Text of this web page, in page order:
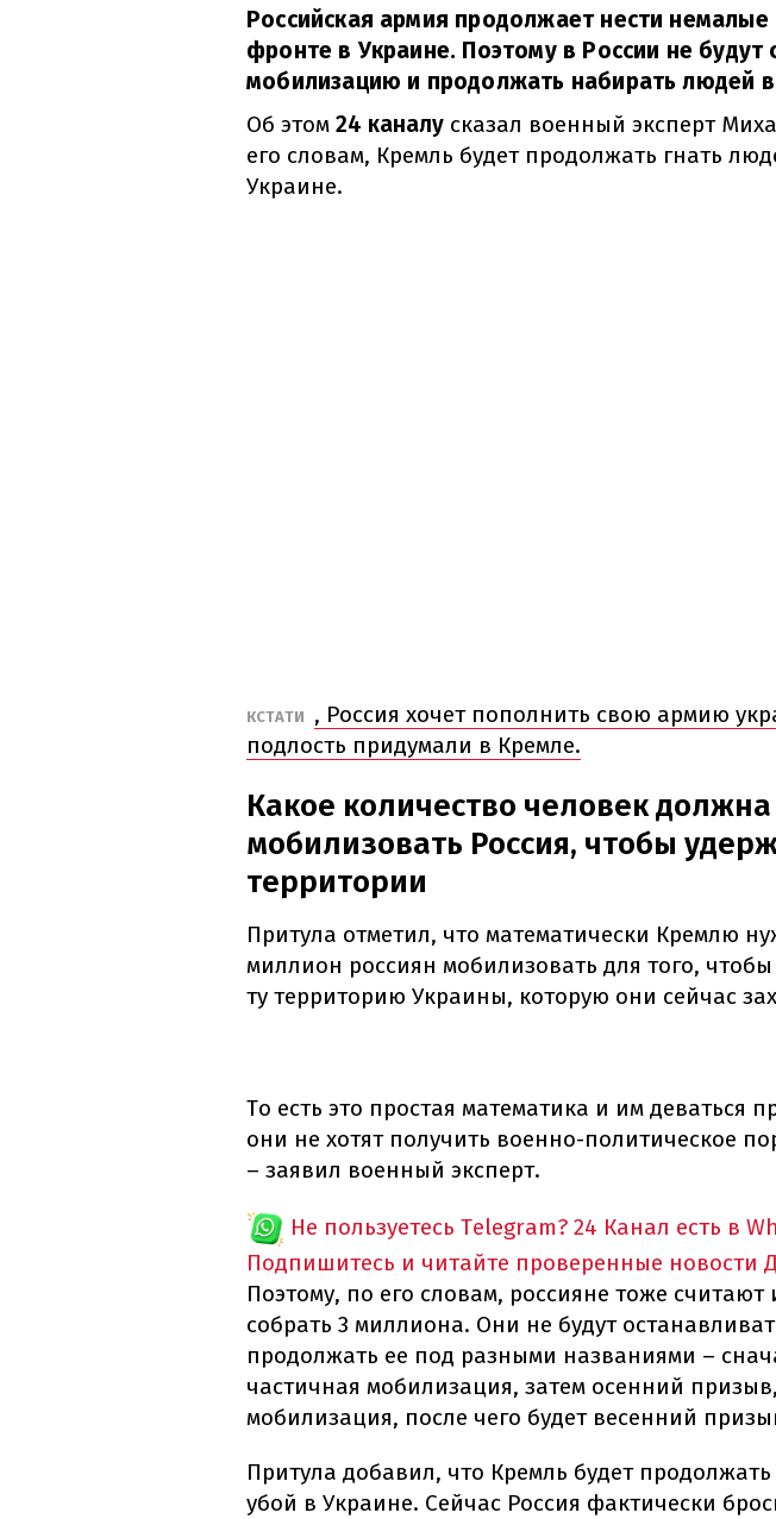
Российская армия продолжает нести немалые
фронте в Украине. Поэтому в России не будут
мобилизацию и продолжать набирать людей в
Об этом 24 каналу сказал военный эксперт
его словам, Кремль будет продолжать гнать
Украине.
КСТАТИ
, Россия хочет пополнить свою армию
подлость придумали в Кремле.
Какое количество человек должна
мобилизовать Россия, чтобы
территории
Притула отметил, что математически Кремлю
миллион россиян мобилизовать для того,
ту территорию Украины, которую они сейчас
То есть это простая математика и им деваться
они не хотят получить военно-политическое
– заявил военный эксперт.
Не пользуетесь Telegram? 24 Канал есть в
Подпишитесь и читайте проверенные новости
Поэтому, по его словам, россияне тоже считают
собрать 3 миллиона. Они не будут
продолжать ее под разными названиями –
частичная мобилизация, затем осенний
мобилизация, после чего будет весенний
Притула добавил, что Кремль будет
убой в Украине. Сейчас Россия фактически